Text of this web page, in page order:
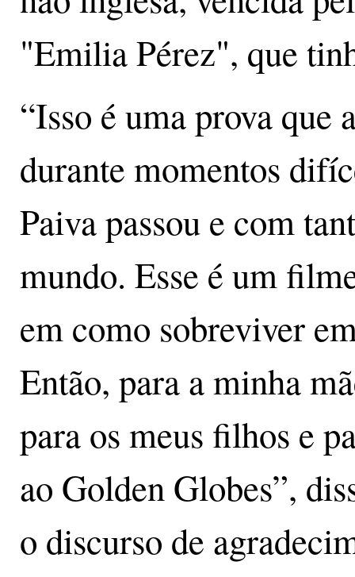
"Emilia Pérez", que
“Isso é uma prova que
durante momentos
Paiva passou e com
mundo. Esse é um
em como sobreviver
Então, para a minha
para os meus filhos e
ao Golden Globes”,
o discurso de